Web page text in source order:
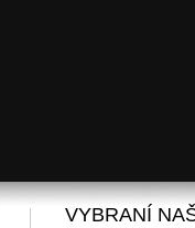
VYBRANÍ